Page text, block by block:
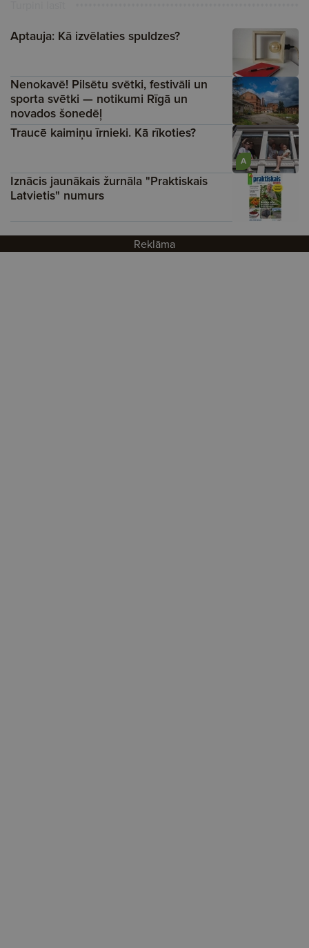
Aptauja: Kā izvēlaties spuldzes?
Nenokavē! Pilsētu svētki, festivāli un
sporta svētki — notikumi Rīgā un
novados šonedēļ
A
Traucē kaimiņu īrnieki. Kā rīkoties?
Iznācis jaunākais žurnāla "Praktiskais
Latvietis" numurs
Reklāma